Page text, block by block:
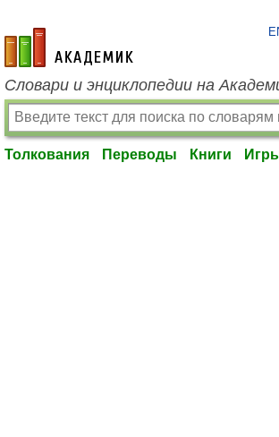
academic.ru
Словари и энциклопедии на
Толкования Переводы Книги